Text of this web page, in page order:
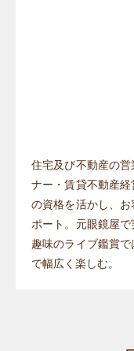
住宅及び不動産の
ナー・賃貸不動産
の資格を活かし、
ポート。元眼鏡屋で
趣味のライブ鑑賞
で幅広く楽しむ。